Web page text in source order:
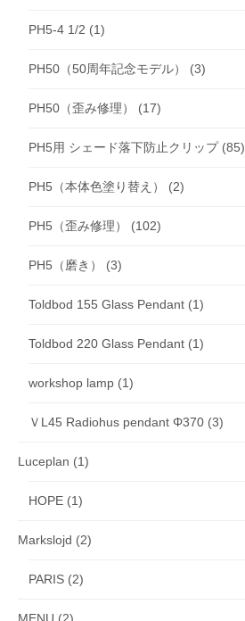
PH5-4 1/2 (1)
PH50（50周年記念モデル） (3)
PH50（歪み修理） (17)
PH5用 シェード落下防止クリップ(85)
PH5（本体色塗り替え） (2)
PH5（歪み修理） (102)
PH5（磨き） (3)
Toldbod 155 Glass Pendant (1)
Toldbod 220 Glass Pendant (1)
workshop lamp (1)
ＶL45 Radiohus pendant Φ370 (3)
Luceplan (1)
HOPE (1)
Markslojd (2)
PARIS (2)
MENU (2)